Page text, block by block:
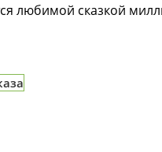
любимой сказкой